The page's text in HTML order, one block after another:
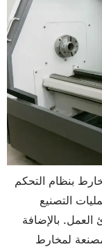
بنظام التحكم
التصنيع
العمل. بالإضافة
شاملة لأكبر 15 شركة مصنعة لمخارط